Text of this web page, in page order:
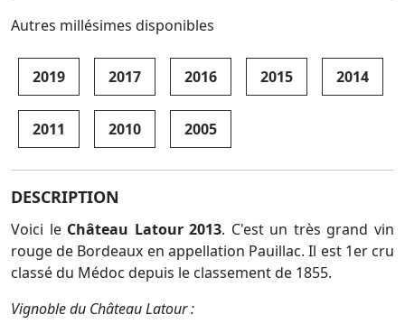
Autres millésimes disponibles
2019 2017 2016 2015 2014
2011 2010 2005
DESCRIPTION
Voici le Château Latour 2013. C'est un très grand vin
rouge de Bordeaux en appellation Pauillac. Il est 1er cru
classé du Médoc depuis le classement de 1855.
Vignoble du Château Latour :